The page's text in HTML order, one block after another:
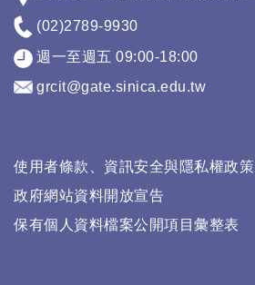
(02)2789-9930
週一至週五 09:00-18:00
grcit@gate.sinica.edu.tw
使用者條款、資訊安全與隱私權政策
政府網站資料開放宣告
保有個人資料檔案公開項目彙整表